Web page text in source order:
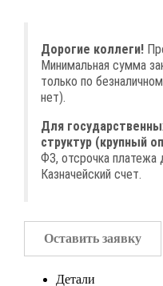
Дорогие коллеги!
Минимальная сумма
только по
нет).
Для
структур (крупный
ФЗ, отсрочка платежа
Казначейский счет.
Оставить заявку
Детали